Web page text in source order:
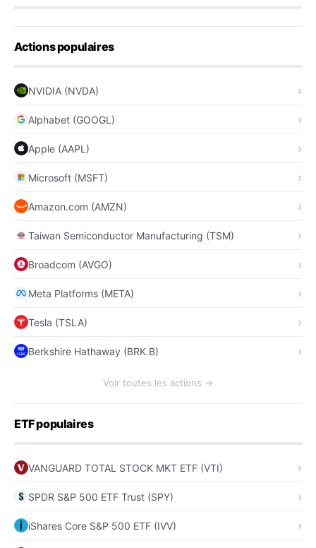
Actions populaires
NVIDIA (NVDA)
Alphabet (GOOGL)
Apple (AAPL)
Microsoft (MSFT)
Amazon.com (AMZN)
Taiwan Semiconductor Manufacturing (TSM)
Broadcom (AVGO)
Meta Platforms (META)
Tesla (TSLA)
Berkshire Hathaway (BRK.B)
Voir toutes les actions →
ETF populaires
VANGUARD TOTAL STOCK MKT ETF (VTI)
SPDR S&P 500 ETF Trust (SPY)
iShares Core S&P 500 ETF (IVV)